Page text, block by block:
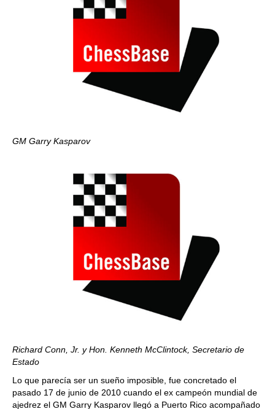
GM Garry Kasparov
Richard Conn, Jr. y Hon. Kenneth McClintock, Secretario de
Estado
Lo que parecía ser un sueño imposible, fue concretado el
pasado 17 de junio de 2010 cuando el ex campeón mundial de
ajedrez el GM Garry Kasparov llegó a Puerto Rico acompañado